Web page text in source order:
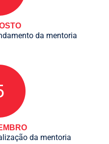
da mentoria
da mentoria